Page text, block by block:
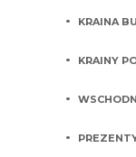
KRAINA
KRAINY